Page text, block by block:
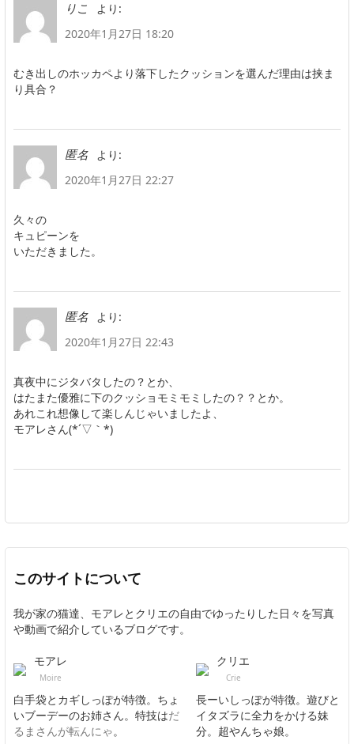
りこ
より:
2020年1月27日 18:20
むき出しのホッカペより落下したクッションを選んだ理由は挟ま
り具合？
匿名
より:
2020年1月27日 22:27
久々の
キュピーンを
いただきました。
匿名
より:
2020年1月27日 22:43
真夜中にジタバタしたの？とか、
はたまた優雅に下のクッショモミモミしたの？？とか。
あれこれ想像して楽しんじゃいましたよ、
モアレさん(*´▽｀*)
このサイトについて
我が家の猫達、モアレとクリエの自由でゆったりした日々を写真
や動画で紹介しているブログです。
モアレ
Moire
白手袋とカギしっぽが特徴。ちょ
いブーデーのお姉さん。特技はだ
るまさんが転んにゃ。
クリエ
Crie
長ーいしっぽが特徴。遊びと
イタズラに全力をかける妹
分。超やんちゃ娘。